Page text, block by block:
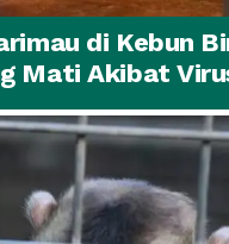
di Kebun
Mati Akibat
Berangsur